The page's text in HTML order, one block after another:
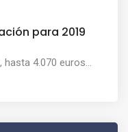
para 2019
4.070 euros...